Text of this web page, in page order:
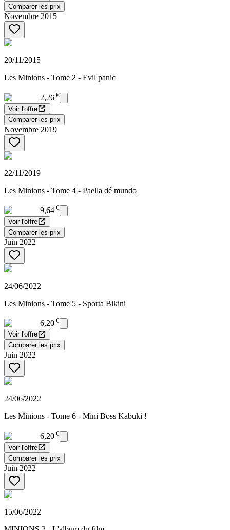
Comparer les prix
Novembre 2015
20/11/2015
Les Minions - Tome 2 - Evil panic
2,26 €
Voir l'offre
Comparer les prix
Novembre 2019
22/11/2019
Les Minions - Tome 4 - Paella dé mundo
9,64 €
Voir l'offre
Comparer les prix
Juin 2022
24/06/2022
Les Minions - Tome 5 - Sporta Bikini
6,20 €
Voir l'offre
Comparer les prix
Juin 2022
24/06/2022
Les Minions - Tome 6 - Mini Boss Kabuki !
6,20 €
Voir l'offre
Comparer les prix
Juin 2022
15/06/2022